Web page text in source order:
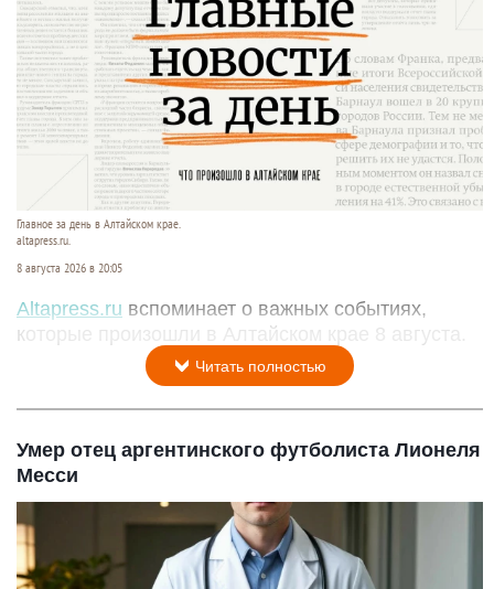
Главное за день в Алтайском крае.
altapress.ru.
8 августа 2026 в 20:05
Altapress.ru вспоминает о важных событиях,
которые произошли в Алтайском крае 8 августа.
Читать полностью
Умер отец аргентинского футболиста Лионеля
Месси